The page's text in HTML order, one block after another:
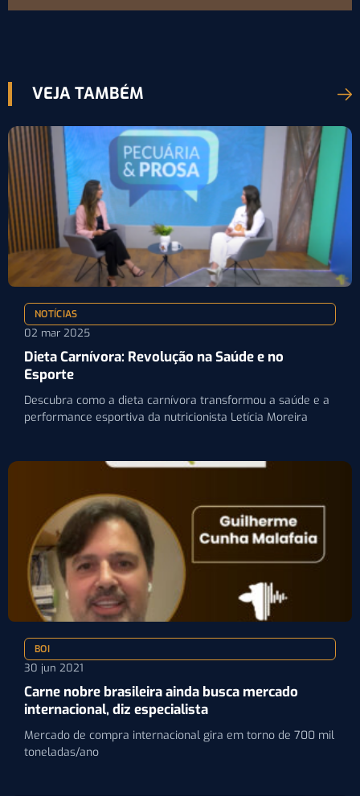
VEJA TAMBÉM
NOTÍCIAS
02 mar 2025
Dieta Carnívora: Revolução na Saúde e no
Esporte
Descubra como a dieta carnívora transformou a saúde e a
performance esportiva da nutricionista Letícia Moreira
BOI
30 jun 2021
Carne nobre brasileira ainda busca mercado
internacional, diz especialista
Mercado de compra internacional gira em torno de 700 mil
toneladas/ano